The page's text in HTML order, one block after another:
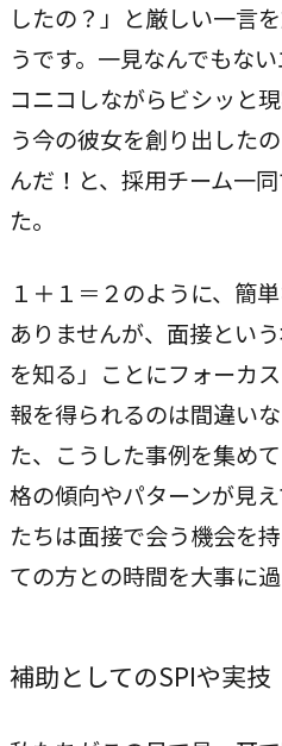
したの？」と厳しい一言
うです。一見なんでもな
コニコしながらビシッと
う今の彼女を創り出した
んだ！と、採用チーム一
た。
１＋１＝２のように、簡
ありませんが、面接とい
を知る」ことにフォーカ
報を得られるのは間違い
た、こうした事例を集め
格の傾向やパターンが見
たちは面接で会う機会を
ての方との時間を大事に過
補助としてのSPIや実技